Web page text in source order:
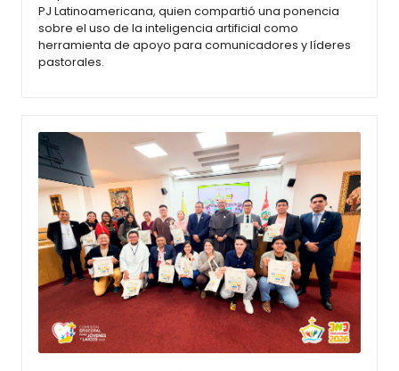
PJ Latinoamericana, quien compartió una ponencia
sobre el uso de la inteligencia artificial como
herramienta de apoyo para comunicadores y líderes
pastorales.